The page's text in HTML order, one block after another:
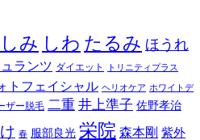
しみ しわ たるみ ほうれ
ランツ ダイエット トリニティプラス
トフェイシャル ヘリオケア ホワイトデ
ザー脱毛 二重 井上準子 佐野孝治
春 服部良光 栄院 森本剛 紫外